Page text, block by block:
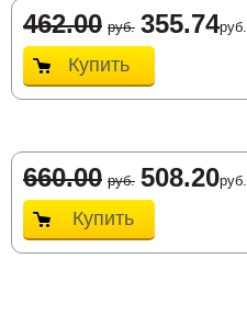
462.00 руб. 355.74руб.
Купить
660.00 руб. 508.20руб.
Купить